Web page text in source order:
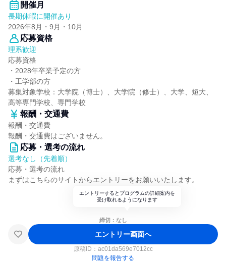
開催月
長期休暇に開催あり
2026年8月・9月・10月
応募資格
理系歓迎
応募資格
・2028年卒業予定の方
・工学部の方
募集対象学校：大学院（博士）、大学院（修士）、大学、短大、
高等専門学校、専門学校
報酬・交通費
報酬・交通費
報酬・交通費はございません。
応募・選考の流れ
選考なし（先着順）
応募・選考の流れ
まずはこちらのサイトからエントリーをお願いいたします。
エントリーするとプログラムの詳細案内を
受け取れるようになります
締切：なし
エントリー画面へ
原稿ID： ac01da569e7012cc
問題を報告する